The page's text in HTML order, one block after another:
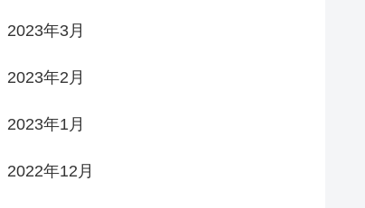
2023年3月
2023年2月
2023年1月
2022年12月